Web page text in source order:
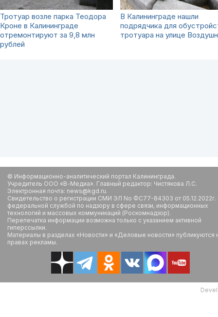
Тротуар возле парка Теодора
Кроне в Калининграде
отремонтируют за 9,8 млн
рублей
В Калининграде нашли
подрядчика для
тротуара на улице
© Информационно-аналитический портал Калининграда.
Учредитель ООО «В-Медиа». Главный редактор: Чистякова Л.С.
Электронная почта: news@kgd.ru.
Свидетельство о регистрации СМИ ЭЛ No ФС77-84303 от
федеральной службой по надзору в сфере связи, информационных
технологий и массовых коммуникаций (Роскомнадзор).
Перепечатка информации возможна только с указанием активной
гиперссылки.
Материалы в разделах «Новости» и «Деловые новости» публикуются
правах рекламы.